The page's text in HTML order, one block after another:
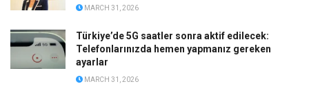
MARCH 31, 2026
Türkiye’de 5G saatler sonra aktif edilecek:
Telefonlarınızda hemen yapmanız gereken
ayarlar
MARCH 31, 2026